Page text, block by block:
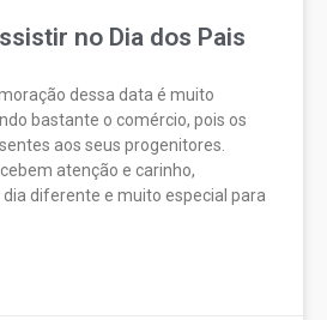
no Dia dos Pais
dessa data é muito
bastante o comércio, pois os
aos seus progenitores.
atenção e carinho,
diferente e muito especial para